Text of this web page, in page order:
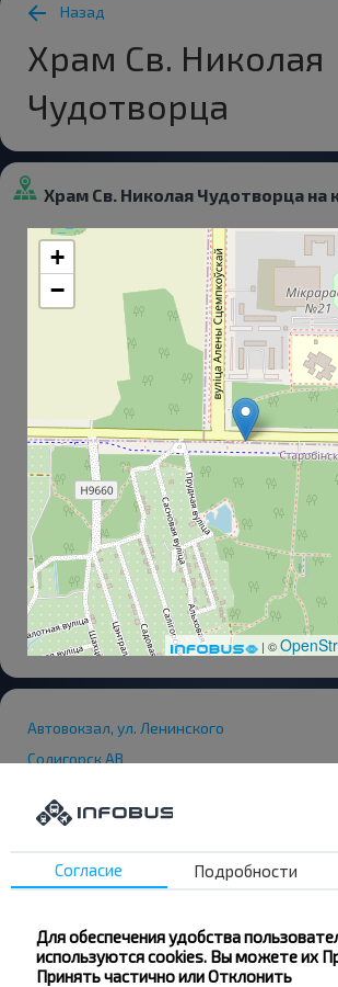
Назад
Храм Св. Николая
Чудотворца
Храм Св. Николая Чудотворца на
+
−
| ©
Автовокзал, ул. Ленинского
Солигорск АВ
Пр Мира
Автопарк №1
Калийспецтранс
Молодежная
Планета Детства Д/Ц
Согласие Подробности
Для обеспечения удобства
используются cookies. Вы можете их
Принять частично или Отклонить